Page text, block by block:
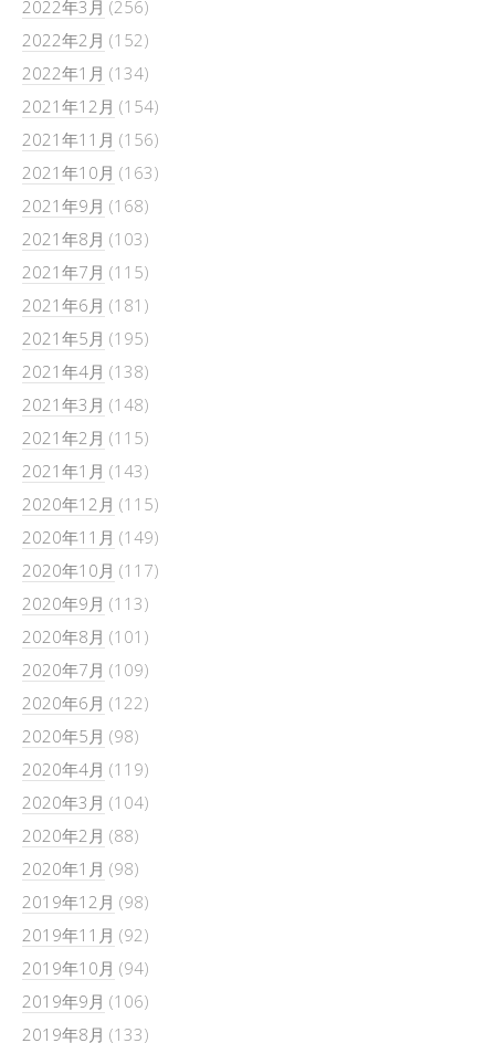
2022年3月 (256)
2022年2月 (152)
2022年1月 (134)
2021年12月 (154)
2021年11月 (156)
2021年10月 (163)
2021年9月 (168)
2021年8月 (103)
2021年7月 (115)
2021年6月 (181)
2021年5月 (195)
2021年4月 (138)
2021年3月 (148)
2021年2月 (115)
2021年1月 (143)
2020年12月 (115)
2020年11月 (149)
2020年10月 (117)
2020年9月 (113)
2020年8月 (101)
2020年7月 (109)
2020年6月 (122)
2020年5月 (98)
2020年4月 (119)
2020年3月 (104)
2020年2月 (88)
2020年1月 (98)
2019年12月 (98)
2019年11月 (92)
2019年10月 (94)
2019年9月 (106)
2019年8月 (133)